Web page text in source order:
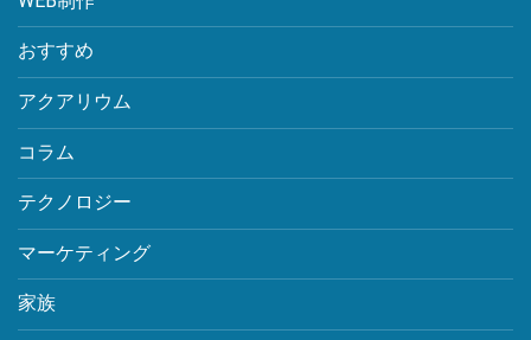
おすすめ
アクアリウム
コラム
テクノロジー
マーケティング
家族